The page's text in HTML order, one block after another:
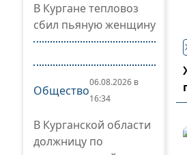
В Кургане тепловоз
сбил пьяную женщину
Общество
06.08.2026 в
16:34
В Курганской области
должницу по